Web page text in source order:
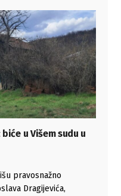
u Višem sudu u
pravosnažno
Dragijevića,